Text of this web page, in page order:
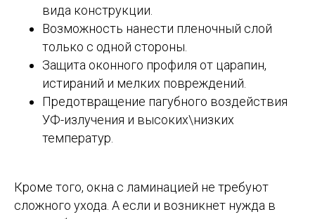
вида конструкции.
Возможность нанести пленочный слой
только с одной стороны.
Защита оконного профиля от царапин,
истираний и мелких повреждений.
Предотвращение пагубного воздействия
УФ-излучения и высоких\низких
температур.
Кроме того, окна с ламинацией не требуют
сложного ухода. А если и возникнет нужда в